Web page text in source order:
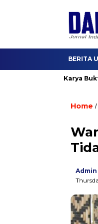
BERITA
Hutama Karya Buktikan
Home /
Admin